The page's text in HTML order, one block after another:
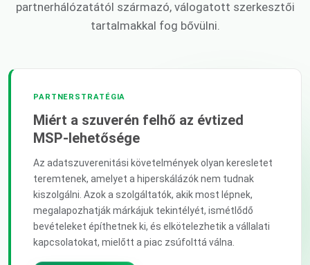
partnerhálózatától származó, válogatott szerkesztői
tartalmakkal fog bővülni.
PARTNERSTRATÉGIA
Miért a szuverén felhő az évtized
MSP-lehetősége
Az adatszuverenitási követelmények olyan keresletet
teremtenek, amelyet a hiperskálázók nem tudnak
kiszolgálni. Azok a szolgáltatók, akik most lépnek,
megalapozhatják márkájuk tekintélyét, ismétlődő
bevételeket építhetnek ki, és elkötelezhetik a vállalati
kapcsolatokat, mielőtt a piac zsúfolttá válna.